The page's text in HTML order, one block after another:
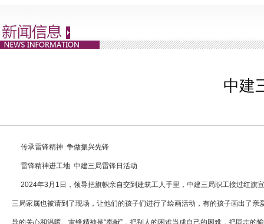
中建
传承雷锋精神 争做振兴先锋
雷锋精神进工地 中建三局雷锋日活动
2024年3月1日，领导把旗帜亲自交到建筑工人手里，中建三局职工接过红旗
三局家属也被请到了现场，让他们的孩子们进行了绘画活动，有的孩子画出了
导的关心和温暖。雷锋精神是“奉献”，把别人的困难当成自己的困难，把同志